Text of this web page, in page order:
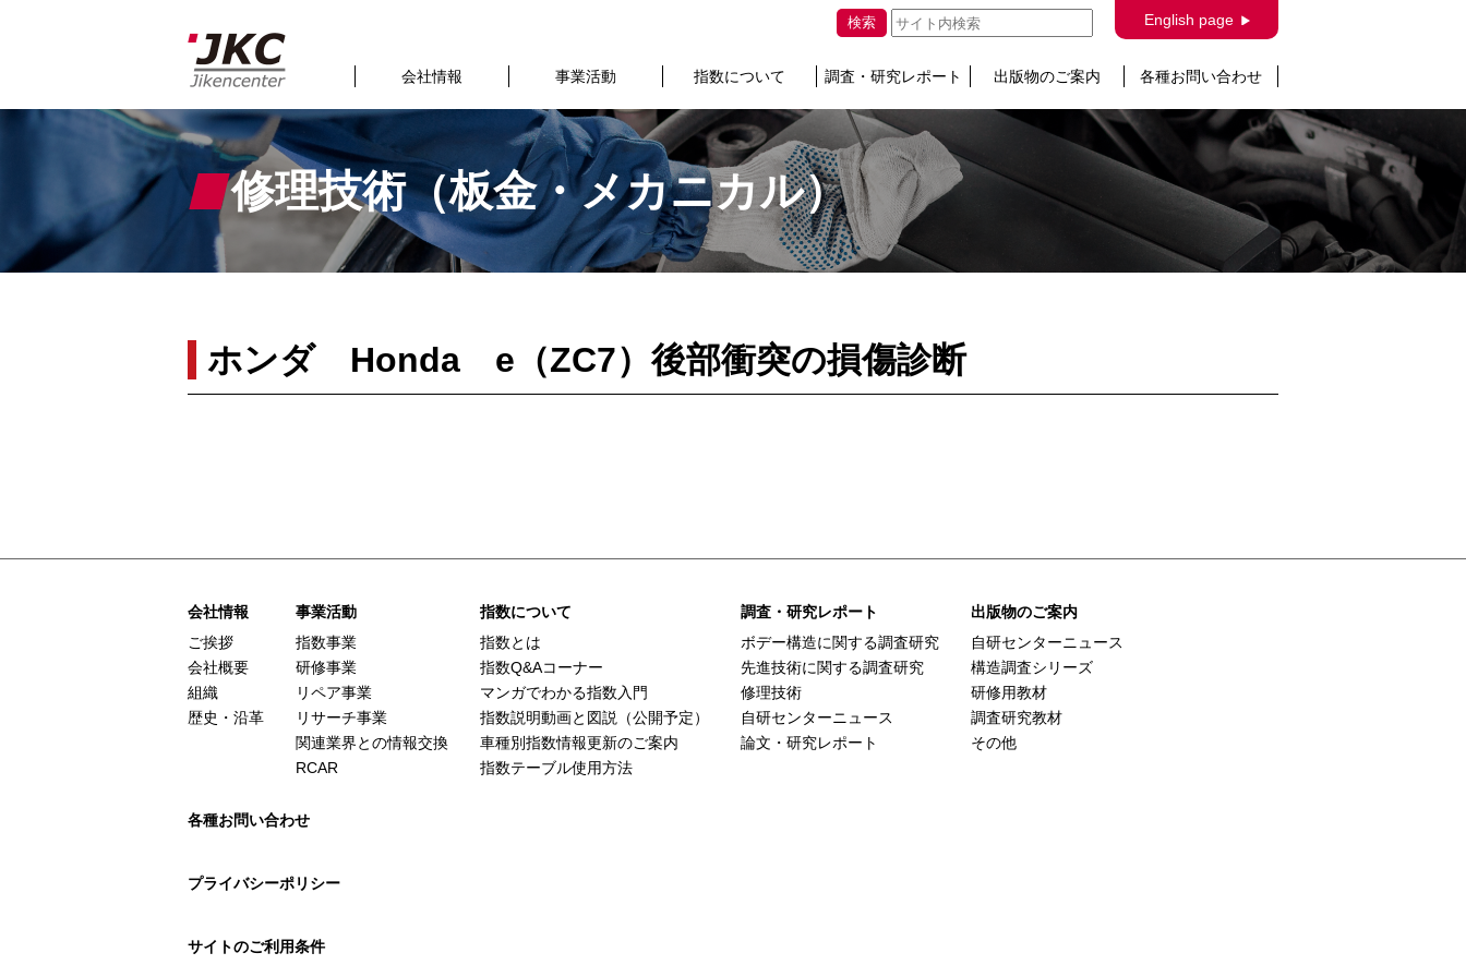
English page
会社情報 事業活動 指数について 調査・研究レポート 出版物のご案内 各種お問い合わせ
検索
修理技術（板金・メカニカル）
ホンダ Honda e（ZC7）後部衝突の損傷診断
会社情報
ご挨拶
会社概要
組織
歴史・沿革
事業活動
指数事業
研修事業
リペア事業
リサーチ事業
関連業界との情報交換
RCAR
指数について
指数とは
指数Q&Aコーナー
マンガでわかる指数入門
指数説明動画と図説（公開予定）
車種別指数情報更新のご案内
指数テーブル使用方法
調査・研究レポート
ボデー構造に関する調査研究
先進技術に関する調査研究
修理技術
自研センターニュース
論文・研究レポート
出版物のご案内
自研センターニュース
構造調査シリーズ
研修用教材
調査研究教材
その他
各種お問い合わせ
プライバシーポリシー
サイトのご利用条件